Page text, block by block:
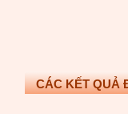
CÁC KẾT QUẢ